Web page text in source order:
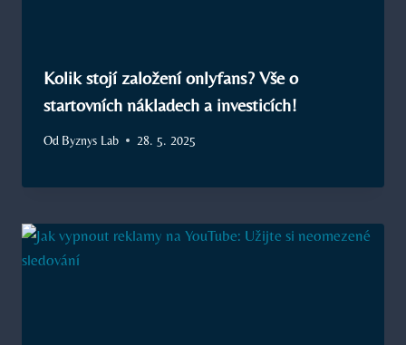
Kolik stojí založení onlyfans? Vše o
startovních nákladech a investicích!
Od Byznys Lab 28. 5. 2025